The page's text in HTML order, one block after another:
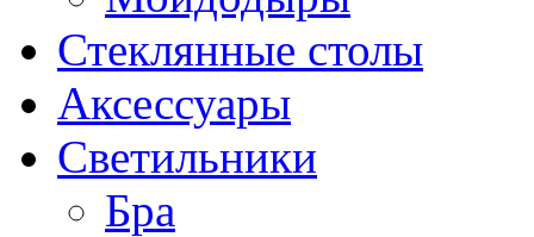
Стеклянные столы
Аксессуары
Светильники
Бра